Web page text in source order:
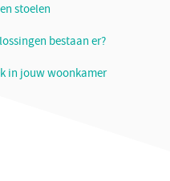
stoelen
bestaan er?
in jouw woonkamer